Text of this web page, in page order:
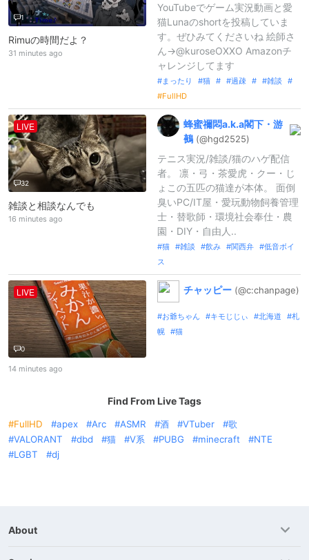
1
Rimuの時間だよ？
31 minutes ago
YouTubeでゲーム実況動画と愛
猫Lunaのshortを投稿していま
す。ぜひみてくださいね 絵師さ
ん→@kuroseOXXO Amazonチ
ャレンジしてます
まったり 猫 過疎
雑談
FullHD
LIVE
32
雑談と相談なんでも
16 minutes ago
蜂蜜禰悶a.k.a閣下・游
鵺 (@hgd2525)
テニス実況/雑談/猫のハゲ配信
者。 凛・弓・茶愛虎・クー・じ
ょこの五匹の猫達が本体。 面倒
臭いPC/IT屋・愛玩動物飼養管理
士・替歌師・環境社会奉仕・農
園・DIY・自由人..
猫 雑談 飲み 関西弁
低音ボイ
ス
LIVE
0
14 minutes ago
チャッピー (@c:chanpage)
お爺ちゃん キモじじぃ 北海道
札
幌
猫
Find From Live Tags
FullHD apex Arc ASMR 酒 VTuber
歌
VALORANT
dbd 猫 V系 PUBG minecraft
NTE
LGBT
dj
About